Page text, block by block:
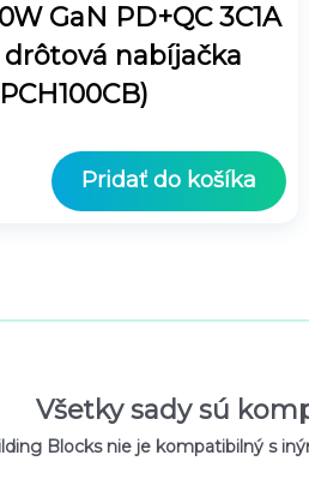
GaN PD+QC 3C1A
drôtová nabíjačka
Pridať do košíka
Všetky sady sú
Blocks nie je kompatibilný s